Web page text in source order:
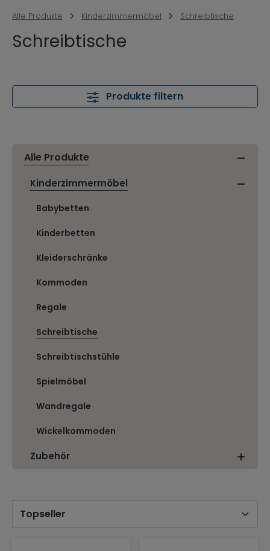
Alle Produkte Kinderzimmermöbel Schreibtische
Schreibtische
Produkte filtern
Alle Produkte
Kinderzimmermöbel
Babybetten
Kinderbetten
Kleiderschränke
Kommoden
Regale
Schreibtische
Schreibtischstühle
Spielmöbel
Wandregale
Wickelkommoden
Zubehör